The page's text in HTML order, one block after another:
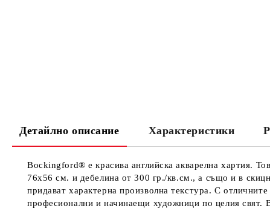
Детайлно описание Характеристики
Bockingford® е красива английска акварелна хартия.
76х56 см. и дебелина от 300 гр./кв.см., а също и в
придават характерна произволна текстура. С
професионални и начинаещи художници по целия свят.